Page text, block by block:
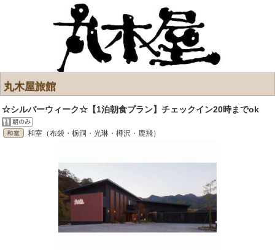
丸木屋旅館
☆シルバーウィーク☆【1泊朝食プラン】チェックイン20時までok
和室（布袋・栃洞・光琳・樽沢・鹿飛）